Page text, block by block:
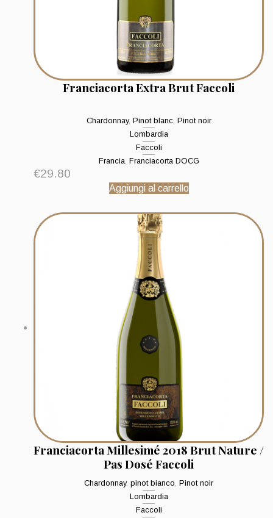
Franciacorta Extra Brut Faccoli
Chardonnay, Pinot blanc, Pinot noir
Lombardia
Faccoli
Francia, Franciacorta DOCG
€29.80
Aggiungi al carrello
Franciacorta Millesimé 2018 Brut Nature /
Pas Dosé Faccoli
Chardonnay, pinot bianco, Pinot noir
Lombardia
Faccoli